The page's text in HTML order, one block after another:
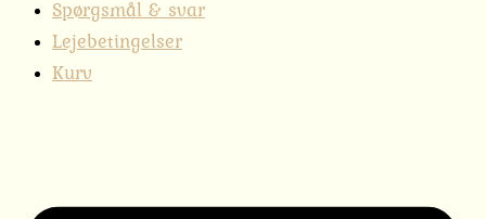
Spørgsmål & svar
Lejebetingelser
Kurv